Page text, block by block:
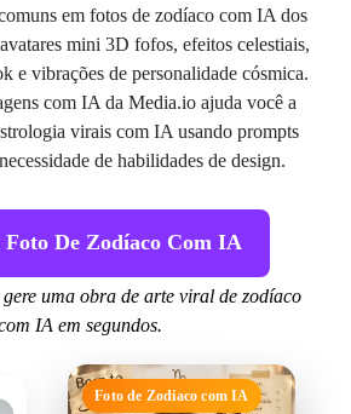
em fotos de zodíaco com IA dos
mini 3D fofos, efeitos celestiais,
e vibrações de personalidade cósmica.
com IA da Media.io ajuda você a
virais com IA usando prompts
de habilidades de design.
Foto De Zodíaco Com IA
uma obra de arte viral de zodíaco
IA em segundos.
Foto de Zodíaco com IA